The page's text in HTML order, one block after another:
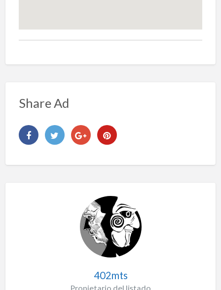
Share Ad
402mts
Propietario del listado